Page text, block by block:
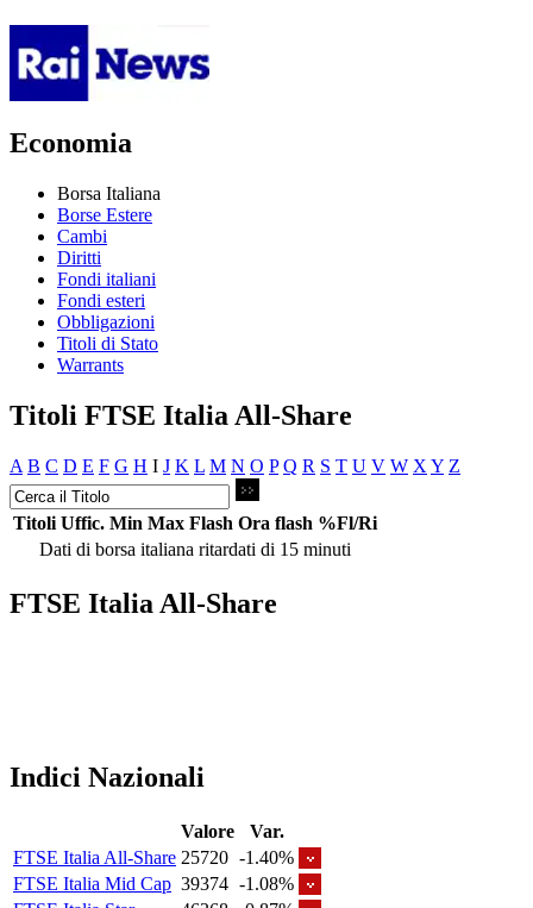
Economia
Borsa Italiana
Borse Estere
Cambi
Diritti
Fondi italiani
Fondi esteri
Obbligazioni
Titoli di Stato
Warrants
Titoli FTSE Italia All-Share
A B C D E F G H I J K L M N O P Q R S T U V W X Y Z
Titoli Uffic. Min Max Flash Ora flash %Fl/Ri
Dati di borsa italiana ritardati di 15 minuti
FTSE Italia All-Share
Indici Nazionali
Valore
Var.
FTSE Italia All-Share 25720 -1.40%
FTSE Italia Mid Cap 39374 -1.08%